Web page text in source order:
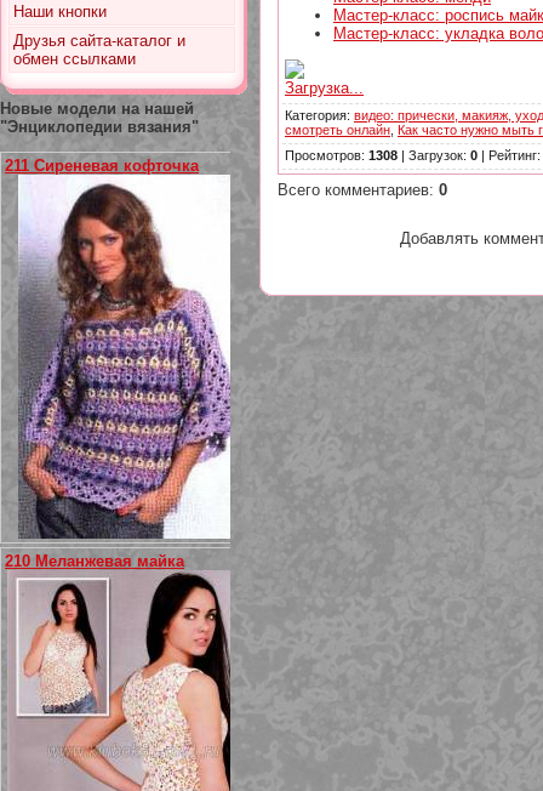
Наши кнопки
Друзья сайта-каталог и
обмен ссылками
Новые модели на нашей
"Энциклопедии вязания"
211 Сиреневая кофточка
210 Меланжевая майка
Мастер-класс: роспись
Мастер-класс: укладка
Загрузка...
Категория: видео: прически, макияж,
смотреть онлайн Как часто нужно мыть
Просмотров: 1308 | Загрузок: 0 | Рейтинг:
Всего комментариев: 0
Добавлять